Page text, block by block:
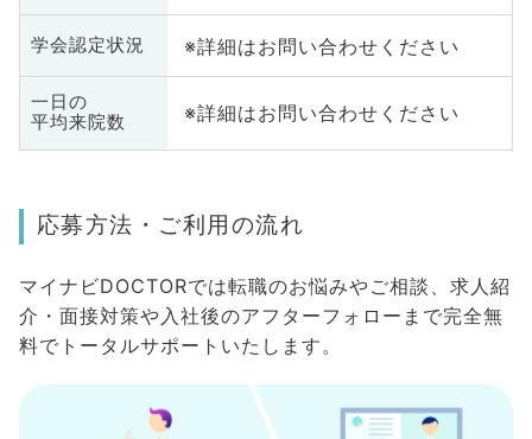
学会認定状況 ※詳細はお問い合わせください
一日の
平均来院数
※詳細はお問い合わせください
応募方法・ご利用の流れ
マイナビDOCTORでは転職のお悩みやご相談、求人紹
介・面接対策や入社後のアフターフォローまで完全無
料でトータルサポートいたします。